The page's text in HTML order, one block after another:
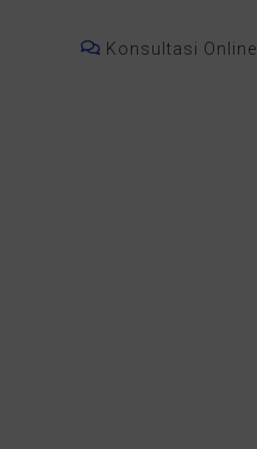
Konsultasi Online